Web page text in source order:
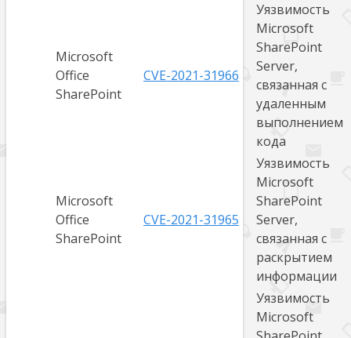
Microsoft
Office
SharePoint
CVE-2021-31966
Уязвимость
Microsoft
SharePoint
Server,
связанная с
удаленным
выполнением
кода
Microsoft
Office
SharePoint
CVE-2021-31965
Уязвимость
Microsoft
SharePoint
Server,
связанная с
раскрытием
информации
Уязвимость
Microsoft